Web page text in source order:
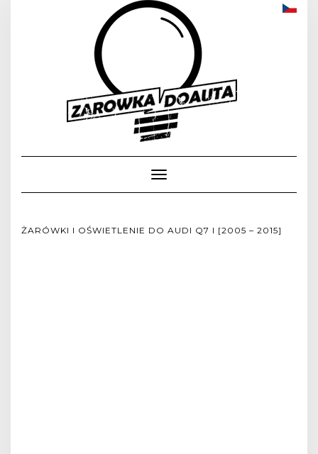
Toggle
Navigation
ŻARÓWKI I OŚWIETLENIE DO AUDI Q7 I [2005 – 2015]